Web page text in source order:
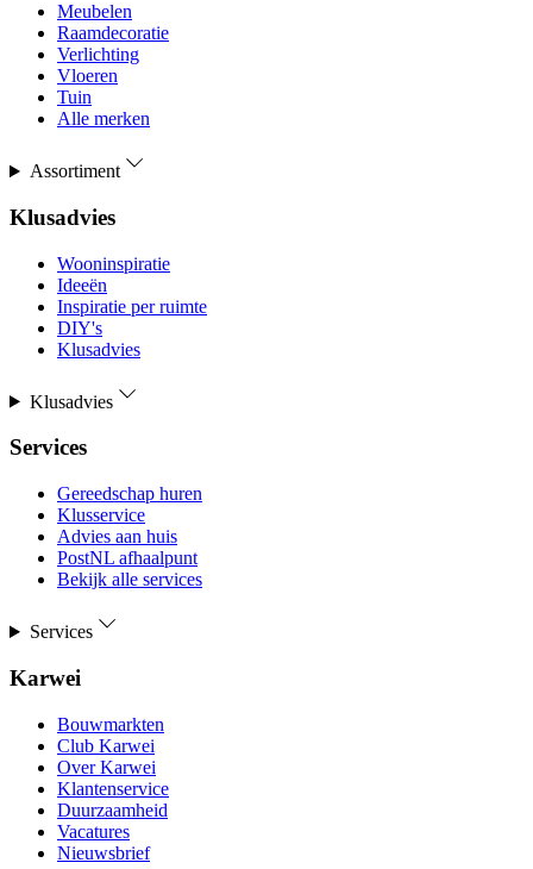
Meubelen
Raamdecoratie
Verlichting
Vloeren
Tuin
Alle merken
Assortiment
Klusadvies
Wooninspiratie
Ideeën
Inspiratie per ruimte
DIY's
Klusadvies
Klusadvies
Services
Gereedschap huren
Klusservice
Advies aan huis
PostNL afhaalpunt
Bekijk alle services
Services
Karwei
Bouwmarkten
Club Karwei
Over Karwei
Klantenservice
Duurzaamheid
Vacatures
Nieuwsbrief